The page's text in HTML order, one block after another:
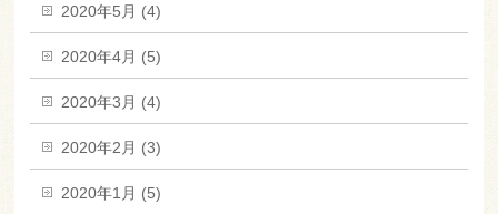
2020年5月 (4)
2020年4月 (5)
2020年3月 (4)
2020年2月 (3)
2020年1月 (5)